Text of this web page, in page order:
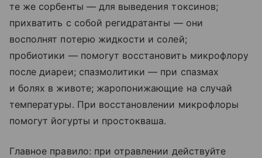
те же сорбенты — для выведения токсинов;
прихватить с собой регидратанты — они
восполнят потерю жидкости и солей;
пробиотики — помогут восстановить микрофлору
после диареи; спазмолитики — при спазмах
и болях в животе; жаропонижающие на случай
температуры. При восстановлении микрофлоры
помогут йогурты и простокваша.
Главное правило: при отравлении действуйте